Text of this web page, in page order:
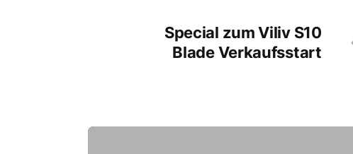
Special zum Viliv S10
Blade Verkaufsstart